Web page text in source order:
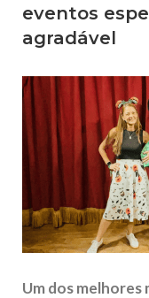
eventos
agradável
Um dos